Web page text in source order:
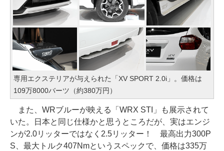
専用エクステリアが与えられた「XV SPORT 2.0i」。価格は
109万8000バーツ（約380万円）
また、WRブルーが映える「WRX STI」も展示されて
いた。日本と同じ仕様かと思うところだが、実はエンジ
ンが2.0リッターではなく2.5リッター！ 最高出力300P
S、最大トルク407Nmというスペックで、価格は335万